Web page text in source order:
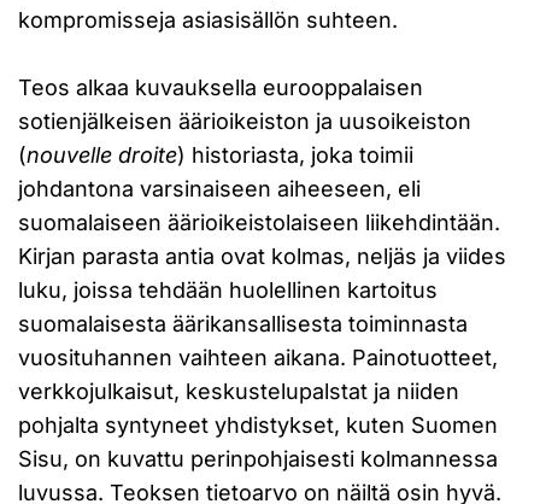
kompromisseja asiasisällön suhteen.
Teos alkaa kuvauksella eurooppalaisen
sotienjälkeisen äärioikeiston ja uusoikeiston
(nouvelle droite) historiasta, joka toimii
johdantona varsinaiseen aiheeseen, eli
suomalaiseen äärioikeistolaiseen liikehdintään.
Kirjan parasta antia ovat kolmas, neljäs ja viides
luku, joissa tehdään huolellinen kartoitus
suomalaisesta äärikansallisesta toiminnasta
vuosituhannen vaihteen aikana. Painotuotteet,
verkkojulkaisut, keskustelupalstat ja niiden
pohjalta syntyneet yhdistykset, kuten Suomen
Sisu, on kuvattu perinpohjaisesti kolmannessa
luvussa. Teoksen tietoarvo on näiltä osin hyvä.